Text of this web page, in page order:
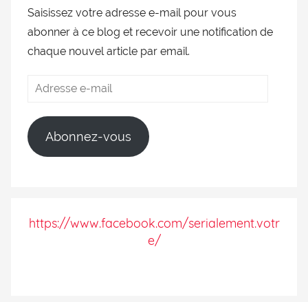
Saisissez votre adresse e-mail pour vous
abonner à ce blog et recevoir une notification de
chaque nouvel article par email.
Abonnez-vous
https://www.facebook.com/serialement.votr
e/